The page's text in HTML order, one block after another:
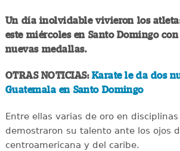
Un día inolvidable vivieron los
este miércoles en Santo Domingo
nuevas medallas.
OTRAS NOTICIAS: Karate le da dos
Guatemala en Santo Domingo
Entre ellas varias de oro en
demostraron su talento ante los ojos
centroamericana y del caribe.